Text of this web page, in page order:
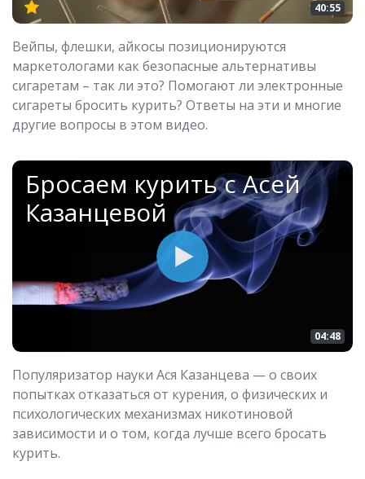
40:55
Вейпы, флешки, айкосы позиционируются
маркетологами как безопасные альтернативы
сигаретам – так ли это? Помогают ли электронные
сигареты бросить курить? Ответы на эти и многие
другие вопросы в этом видео.
Бросаем курить с Асей
Казанцевой
04:48
Популяризатор науки Ася Казанцева — о своих
попытках отказаться от курения, о физических и
психологических механизмах никотиновой
зависимости и о том, когда лучше всего бросать
курить.